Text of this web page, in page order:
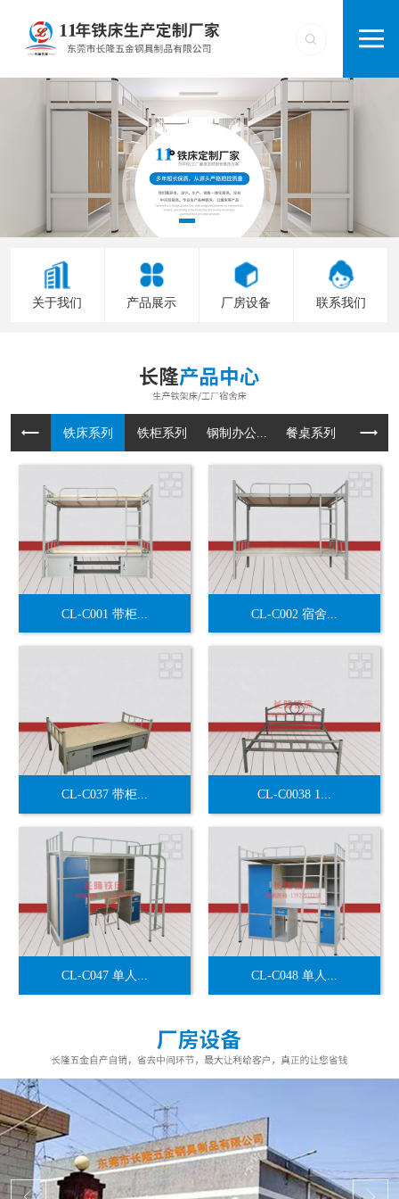
关于我们 产品展示 厂房设备 联系我们
铁床系列 铁柜系列 钢制办公... 餐桌系列 货架
CL-C001 带柜... CL-C002 宿舍...
CL-C037 带柜... CL-C0038 1...
CL-C047 单人... CL-C048 单人...